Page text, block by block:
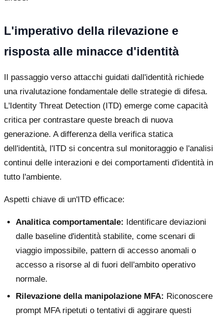
L'imperativo della rilevazione e
risposta alle minacce d'identità
Il passaggio verso attacchi guidati dall'identità richiede
una rivalutazione fondamentale delle strategie di difesa.
L'Identity Threat Detection (ITD) emerge come capacità
critica per contrastare queste breach di nuova
generazione. A differenza della verifica statica
dell'identità, l'ITD si concentra sul monitoraggio e l'analisi
continui delle interazioni e dei comportamenti d'identità in
tutto l'ambiente.
Aspetti chiave di un'ITD efficace:
Analitica comportamentale:
Identificare deviazioni
dalle baseline d'identità stabilite, come scenari di
viaggio impossibile, pattern di accesso anomali o
accesso a risorse al di fuori dell'ambito operativo
normale.
Rilevazione della manipolazione MFA: Riconoscere
prompt MFA ripetuti o tentativi di aggirare questi